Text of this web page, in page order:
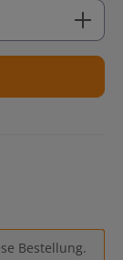
Wert ein
Bestellung.